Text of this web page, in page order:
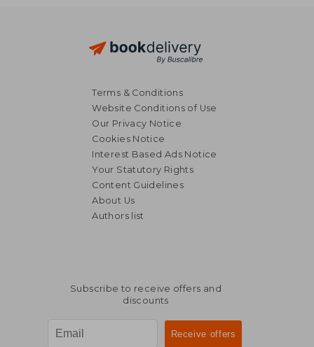
Terms & Conditions
Website Conditions of Use
Our Privacy Notice
Cookies Notice
Interest Based Ads Notice
Your Statutory Rights
Content Guidelines
About Us
Authors list
Subscribe to receive offers and
discounts